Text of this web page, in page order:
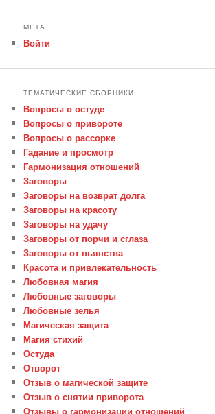
МЕТА
Войти
ТЕМАТИЧЕСКИЕ СБОРНИКИ
Вопросы о остуде
Вопросы о привороте
Вопросы о рассорке
Гадание и просмотр
Гармонизация отношений
Заговоры
Заговоры на возврат долга
Заговоры на красоту
Заговоры на удачу
Заговоры от порчи и сглаза
Заговоры от пьянства
Красота и привлекательность
Любовная магия
Любовные заговоры
Любовные зелья
Магическая защита
Магия стихий
Остуда
Отворот
Отзыв о магической защите
Отзыв о снятии приворота
Отзывы о гармонизации отношений